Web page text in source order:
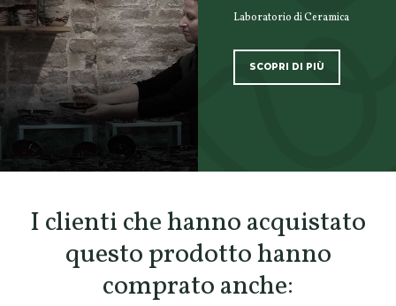
Laboratorio di Ceramica
SCOPRI DI PIÙ
I clienti che hanno acquistato
questo prodotto hanno
comprato anche: